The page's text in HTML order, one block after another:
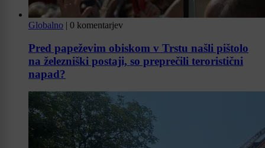
Globalno | 0 komentarjev
Pred papeževim obiskom v Trstu našli pištolo
na železniški postaji, so preprečili teroristični
napad?